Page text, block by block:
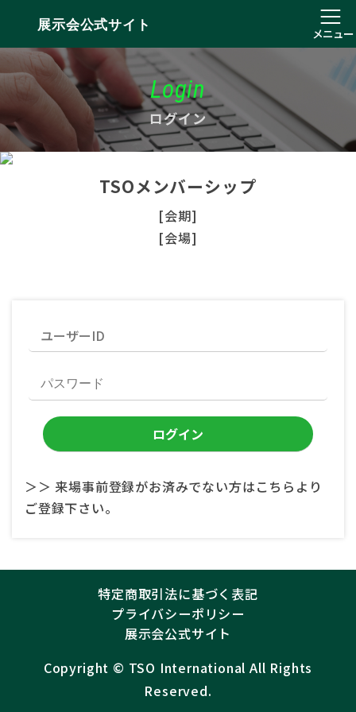
展示会公式サイト
メニュー
Login
ログイン
TSOメンバーシップ
[会期]
[会場]
＞＞ 来場事前登録がお済みでない方はこちらより
ご登録下さい。
特定商取引法に基づく表記
プライバシーポリシー
展示会公式サイト
Copyright ©︎ TSO International All Rights
Reserved.